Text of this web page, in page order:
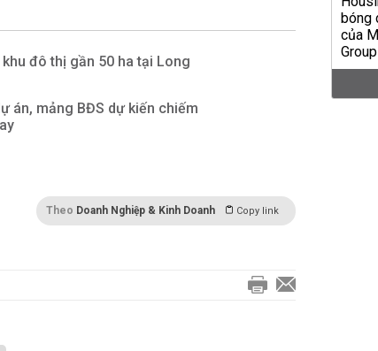
đô thị gần 50 ha tại Long
án, mảng BĐS dự kiến chiếm
Theo Doanh Nghiệp & Kinh Doanh Copy link